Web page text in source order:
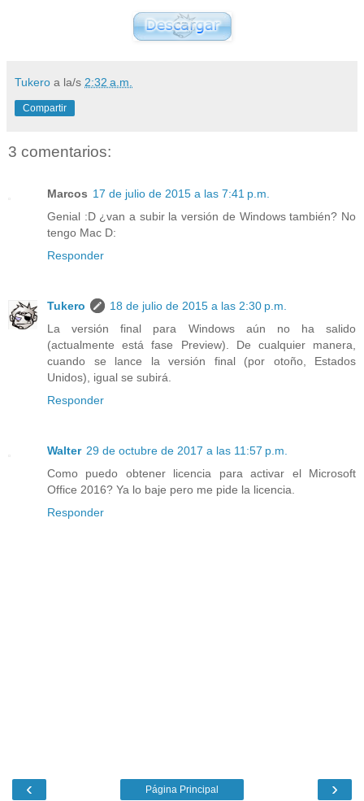
Tukero a la/s 2:32 a.m.
Compartir
3 comentarios:
Marcos 17 de julio de 2015 a las 7:41 p.m.
Genial :D ¿van a subir la versión de Windows también? No
tengo Mac D:
Responder
Tukero
18 de julio de 2015 a las 2:30 p.m.
La versión final para Windows aún no ha salido
(actualmente está fase Preview). De cualquier manera,
cuando se lance la versión final (por otoño, Estados
Unidos), igual se subirá.
Responder
Walter 29 de octubre de 2017 a las 11:57 p.m.
Como puedo obtener licencia para activar el Microsoft
Office 2016? Ya lo baje pero me pide la licencia.
Responder
‹ ›
Página Principal